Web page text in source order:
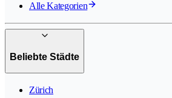
Alle Kategorien
Beliebte Städte
Zürich